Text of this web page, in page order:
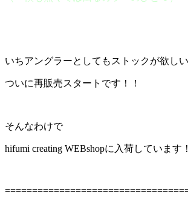
いちアングラーとしてもストックが欲し
ついに再販売スタートです！！
そんなわけで
hifumi creating WEBshopに入荷しています！